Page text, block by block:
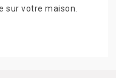
sur votre maison.